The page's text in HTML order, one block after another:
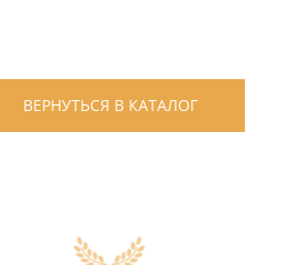
ВЕРНУТЬСЯ В КАТАЛОГ